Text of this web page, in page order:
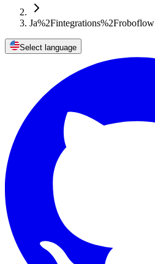
Ja%2Fintegrations%2Froboflow
Select language